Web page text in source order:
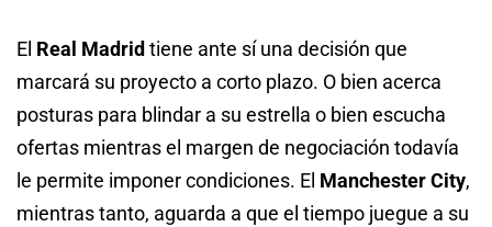
El Real Madrid tiene ante sí una decisión que
marcará su proyecto a corto plazo. O bien acerca
posturas para blindar a su estrella o bien escucha
ofertas mientras el margen de negociación todavía
le permite imponer condiciones. El Manchester City,
mientras tanto, aguarda a que el tiempo juegue a su